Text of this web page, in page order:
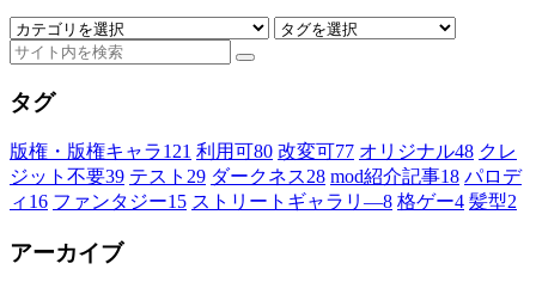
タグ
版権・版権キャラ121 利用可80 改変可77 オリジナル48 クレ
ジット不要39 テスト 29 ダークネス28 mod紹介記事18 パロデ
ィ 16 ファンタジー15 ストリートギャラリ―8 格ゲー4 髪型2
アーカイブ